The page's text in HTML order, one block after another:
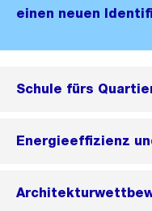
einen neuen
Schule fürs
Energieeffizienz